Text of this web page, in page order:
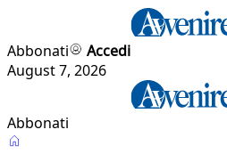
Abbonati
Accedi
August 7, 2026
Abbonati